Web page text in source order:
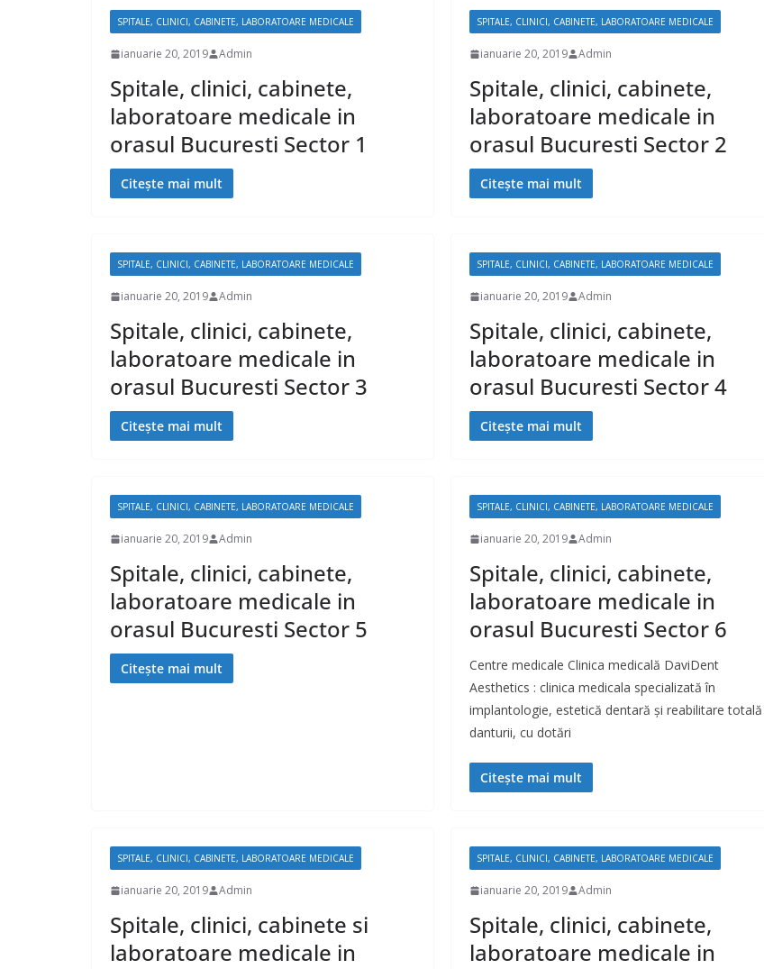
SPITALE, CLINICI, CABINETE, LABORATOARE MEDICALE
ianuarie 20, 2019 Admin
Spitale, clinici, cabinete,
laboratoare medicale in
orasul Bucuresti Sector 1
Citește mai mult
SPITALE, CLINICI, CABINETE, LABORATOARE MEDICALE
ianuarie 20, 2019 Admin
Spitale, clinici, cabinete,
laboratoare medicale in
orasul Bucuresti Sector 2
Citește mai mult
SPITALE, CLINICI, CABINETE, LABORATOARE MEDICALE
ianuarie 20, 2019 Admin
Spitale, clinici, cabinete,
laboratoare medicale in
orasul Bucuresti Sector 3
Citește mai mult
SPITALE, CLINICI, CABINETE, LABORATOARE MEDICALE
ianuarie 20, 2019 Admin
Spitale, clinici, cabinete,
laboratoare medicale in
orasul Bucuresti Sector 4
Citește mai mult
SPITALE, CLINICI, CABINETE, LABORATOARE MEDICALE
ianuarie 20, 2019 Admin
Spitale, clinici, cabinete,
laboratoare medicale in
orasul Bucuresti Sector 5
Citește mai mult
SPITALE, CLINICI, CABINETE, LABORATOARE MEDICALE
ianuarie 20, 2019 Admin
Spitale, clinici, cabinete,
laboratoare medicale in
orasul Bucuresti Sector 6
Centre medicale Clinica medicală DaviDent
Aesthetics : clinica medicala specializată în
implantologie, estetică dentară și reabilitare totală
danturii, cu dotări
Citește mai mult
SPITALE, CLINICI, CABINETE, LABORATOARE MEDICALE
ianuarie 20, 2019 Admin
Spitale, clinici, cabinete si
laboratoare medicale in
SPITALE, CLINICI, CABINETE, LABORATOARE MEDICALE
ianuarie 20, 2019 Admin
Spitale, clinici, cabinete,
laboratoare medicale in